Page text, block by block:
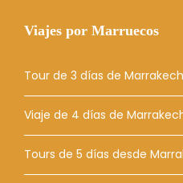
Viajes por Marruecos
Tour de 3 días de
Viaje de 4 días de
Tours de 5 días desde